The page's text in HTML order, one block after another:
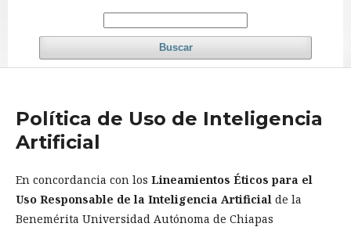
Buscar
Política de Uso de Inteligencia
Artificial
En concordancia con los Lineamientos Éticos para el
Uso Responsable de la Inteligencia Artificial de la
Benemérita Universidad Autónoma de Chiapas